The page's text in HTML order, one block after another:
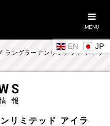
MENU
EN
ラングラーアンリミテッド アイラ
報
リミテッド アイラ